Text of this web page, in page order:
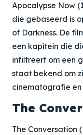
Apocalypse Now
die gebaseerd is
of Darkness. De
een kapitein die
infiltreert om een
staat bekend om
cinematografie
The
The Conversation